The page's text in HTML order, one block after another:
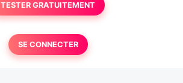
TESTER GRATUITEMENT
SE CONNECTER